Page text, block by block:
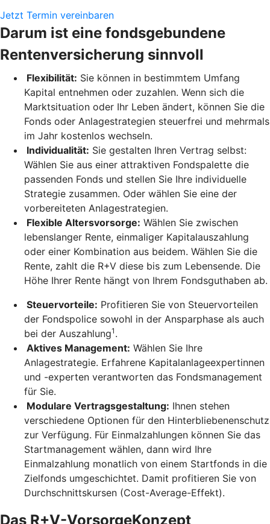
Jetzt Termin vereinbaren
Darum ist eine fondsgebundene
Rentenversicherung sinnvoll
Flexibilität: Sie können in bestimmtem Umfang
Kapital entnehmen oder zuzahlen. Wenn sich die
Marktsituation oder Ihr Leben ändert, können Sie die
Fonds oder Anlagestrategien steuerfrei und mehrmals
im Jahr kostenlos wechseln.
Individualität: Sie gestalten Ihren Vertrag selbst:
Wählen Sie aus einer attraktiven Fondspalette die
passenden Fonds und stellen Sie Ihre individuelle
Strategie zusammen. Oder wählen Sie eine der
vorbereiteten Anlagestrategien.
Flexible Altersvorsorge: Wählen Sie zwischen
lebenslanger Rente, einmaliger Kapitalauszahlung
oder einer Kombination aus beidem. Wählen Sie die
Rente, zahlt die R+V diese bis zum Lebensende. Die
Höhe Ihrer Rente hängt von Ihrem Fondsguthaben ab.
Steuervorteile: Profitieren Sie von Steuervorteilen
der Fondspolice sowohl in der Ansparphase als auch
bei der Auszahlung1 .
Aktives Management: Wählen Sie Ihre
Anlagestrategie. Erfahrene Kapitalanlageexpertinnen
und -experten verantworten das Fondsmanagement
für Sie.
Modulare Vertragsgestaltung: Ihnen stehen
verschiedene Optionen für den Hinterbliebenenschutz
zur Verfügung. Für Einmalzahlungen können Sie das
Startmanagement wählen, dann wird Ihre
Einmalzahlung monatlich von einem Startfonds in die
Zielfonds umgeschichtet. Damit profitieren Sie von
Durchschnittskursen (Cost-Average-Effekt).
Das R+V-VorsorgeKonzept